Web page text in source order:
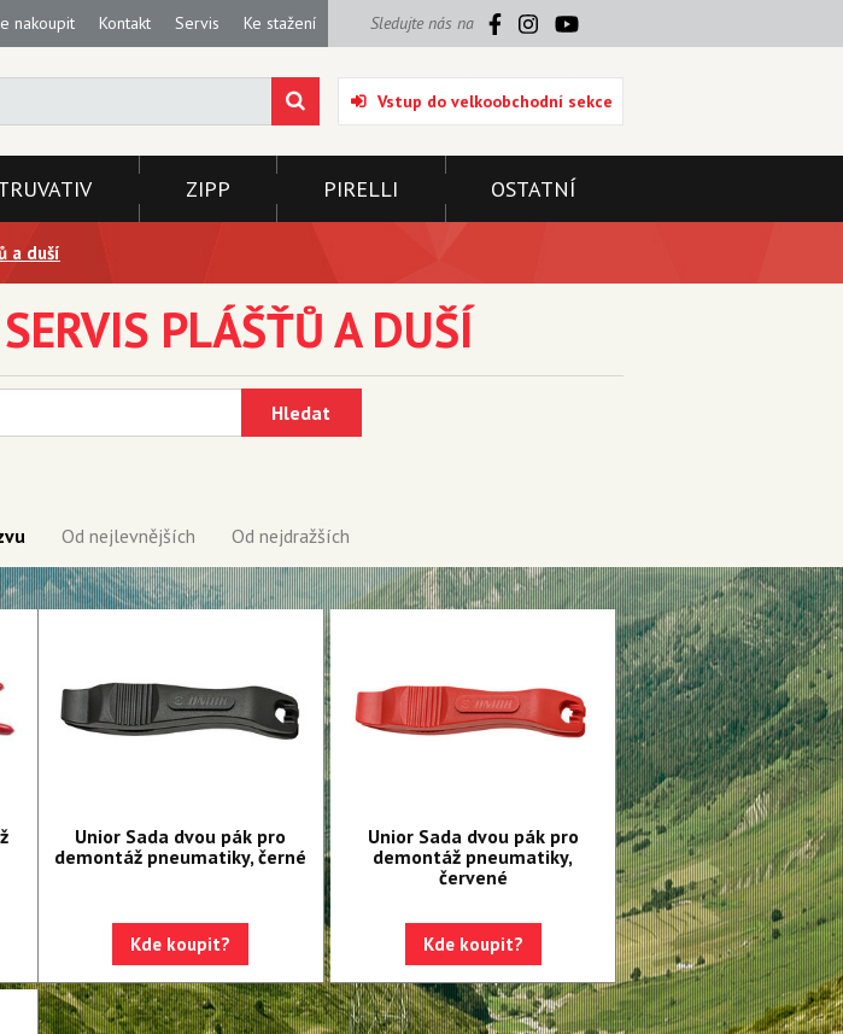
nakoupit Kontakt Servis Ke stažení Sledujte nás na
Vstup do velkoobchodní sekce
ZIPP PIRELLI OSTATNÍ
a duší
PLÁŠŤŮ A DUŠÍ
Hledat
Od nejlevnějších Od nejdražších
Unior Sada dvou pák pro
demontáž pneumatiky, černé
Kde koupit?
Unior Sada dvou pák pro
demontáž pneumatiky,
červené
Kde koupit?